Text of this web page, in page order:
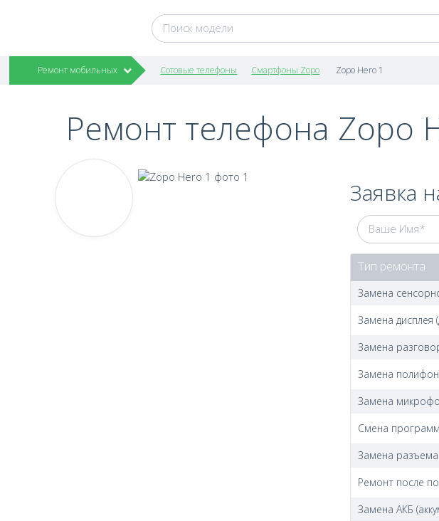
Ремонт мобильных Сотовые телефоны Смартфоны Zopo Zopo Hero 1
Ремонт телефона Zopo
Заявка
Тип ремонта
Замена
Замена дисплея
Замена
Замена
Замена
Смена
Замена разъема
Ремонт после
Замена АКБ